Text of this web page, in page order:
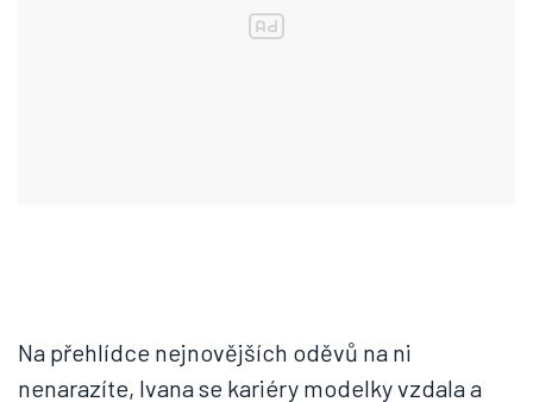
Na přehlídce nejnovějších oděvů na ni
nenarazíte, Ivana se kariéry modelky vzdala a